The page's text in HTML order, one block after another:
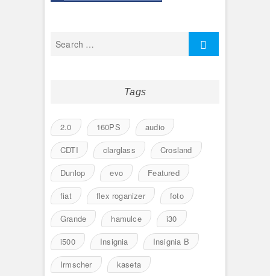
Tags
2.0 160PS
audio
CDTI
clarglass
Crosland
Dunlop
evo
Featured
fiat
flex roganizer
foto
Grande
hamulce
i30
i500
Insignia
Insignia B
Irmscher
kaseta